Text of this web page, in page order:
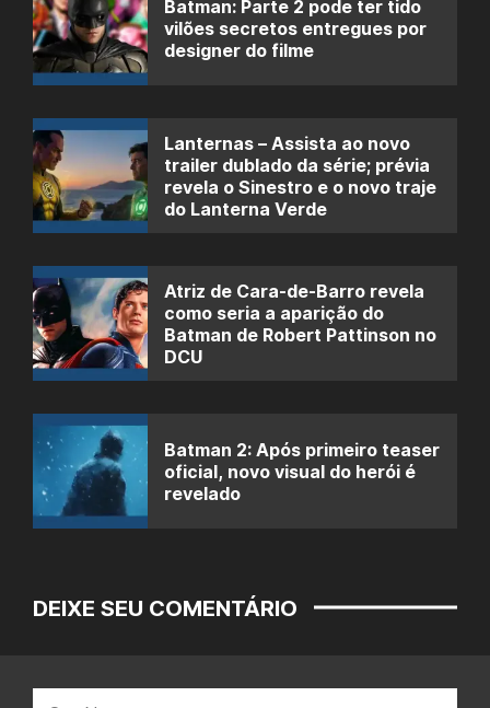
Batman: Parte 2 pode ter tido
vilões secretos entregues por
designer do filme
Lanternas – Assista ao novo
trailer dublado da série; prévia
revela o Sinestro e o novo traje
do Lanterna Verde
Atriz de Cara-de-Barro revela
como seria a aparição do
Batman de Robert Pattinson no
DCU
Batman 2: Após primeiro teaser
oficial, novo visual do herói é
revelado
DEIXE SEU COMENTÁRIO